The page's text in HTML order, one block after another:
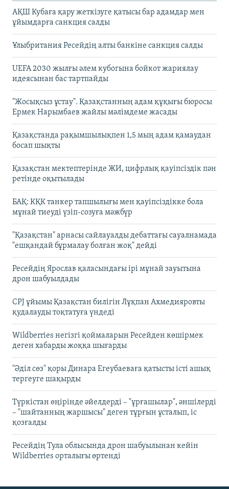
АҚШ Кубаға қару жеткізуге қатысы бар адамдар мен
ұйымдарға санкция салды
Ұлыбритания Ресейдің алты банкіне санкция салды
UEFA 2030 жылғы әлем кубогына бойкот жариялау
идеясынан бас тартпайды
"Жосықсыз ұстау". Қазақстанның адам құқығы бюросы
Ермек Нарымбаев жайлы мәлімдеме жасады
Қазақстанда рақымшылықпен 1,5 мың адам қамаудан
босап шықты
Қазақстан мектептерінде ЖИ, цифрлық қауіпсіздік пән
ретінде оқытылады
БАҚ: КҚК танкер тапшылығы мен қауіпсіздікке бола
мұнай тиеуді үзіп-созуға мәжбүр
"Қазақстан" арнасы сайлауалды дебаттағы сауалнамада
"ешқандай бұрмалау болған жоқ" дейді
Ресейдің Ярослав қаласындағы ірі мұнай зауытына
дрон шабуылдады
CPJ ұйымы Қазақстан билігін Лұқпан Ахмедияровты
қудалауды тоқтатуға үндеді
Wildberries негізгі қоймаларын Ресейден көшірмек
деген хабарды жоққа шығарды
"Әділ сөз" қоры Динара Егеубаеваға қатысты істі ашық
тергеуге шақырды
Түркістан өңірінде әйелдерді – "ұрғашылар", әншілерді
– "шайтанның жаршысы" деген тұрғын ұсталып, іс
қозғалды
Ресейдің Тула облысында дрон шабуылынан кейін
Wildberries орталығы өртенді